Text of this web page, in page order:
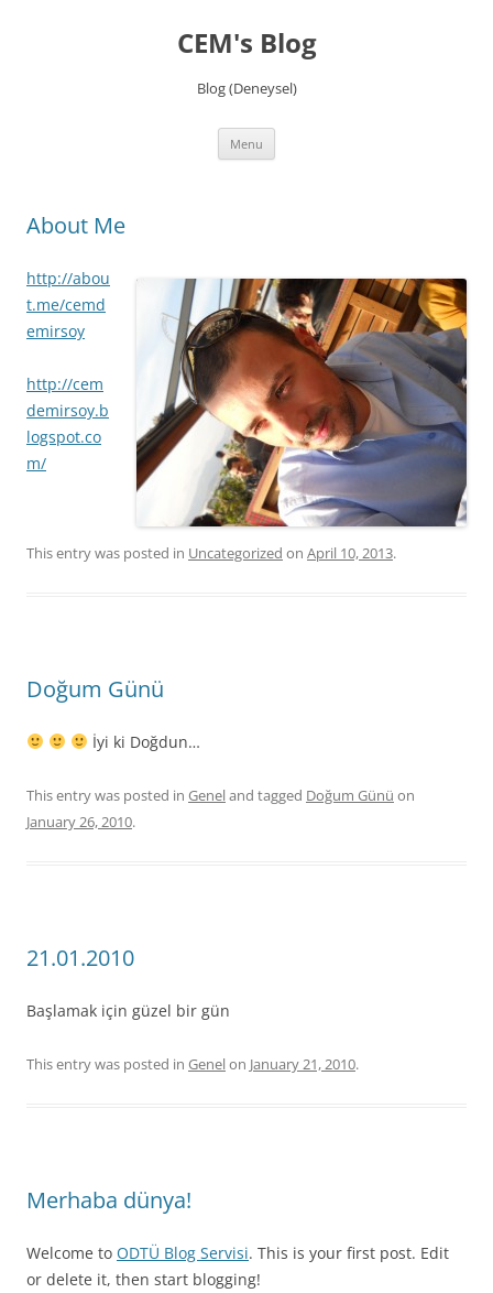
CEM's Blog
Blog (Deneysel)
Menu
About Me
http://abou
t.me/cemd
emirsoy
http://cem
demirsoy.b
logspot.co
m/
This entry was posted in Uncategorized on April 10, 2013.
Doğum Günü
İyi ki Doğdun…
This entry was posted in Geneland tagged Doğum Günü on
January 26, 2010.
21.01.2010
Başlamak için güzel bir gün
This entry was posted in Genelon January 21, 2010.
Merhaba dünya!
Welcome to ODTÜ Blog Servisi. This is your first post. Edit
or delete it, then start blogging!